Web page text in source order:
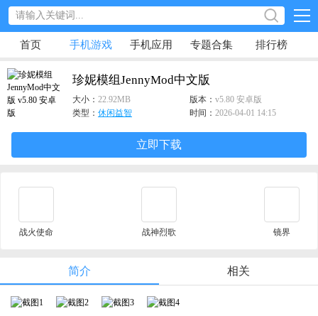
首页 手机游戏 手机应用 专题合集 排行榜
珍妮模组JennyMod中文版
大小： 22.92MB 版本： v5.80 安卓版
类型： 休闲益智 时间： 2026-04-01 14:15
立即下载
战火使命 战神烈歌 镜界
简介 相关